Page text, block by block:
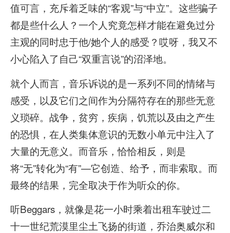
值可言，充斥着乏味的“客观”与“中立”。这些骗子
都是些什么人？一个人究竟怎样才能在避免过分
主观的同时忠于他/她个人的感受？哎呀，我又不
小心陷入了自己“双重言说”的沼泽地。
就个人而言，音乐诉说的是一系列不同的情绪与
感受，以及它们之间作为分隔符存在的那些无意
义琐碎。战争，贫穷，疾病，饥荒以及由之产生
的恐惧，在人类集体意识的无数小单元中注入了
大量的无意义。而音乐，恰恰相反，则是
将“无”转化为“有”—它创造、给予，而非索取。而
最终的结果，完全取决于作为听众的你。
听Beggars，就像是花一小时乘着出租车驶过二
十一世纪荒漠里尘土飞扬的街道，乔治奥威尔和